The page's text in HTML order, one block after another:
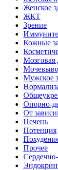
Женское
ЖКТ
Зрение
Кожные
Мозговая
Мужское
Опорно-
От
Печень
Потенция
Прочее
Сердечно-